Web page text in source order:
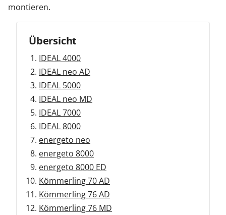
Anmelden / Registrieren
Kontakt / Hilfe
montieren.
Übersicht
IDEAL 4000
IDEAL neo AD
IDEAL 5000
IDEAL neo MD
IDEAL 7000
IDEAL 8000
energeto neo
energeto 8000
energeto 8000 ED
Kömmerling 70 AD
Kömmerling 76 AD
Kömmerling 76 MD